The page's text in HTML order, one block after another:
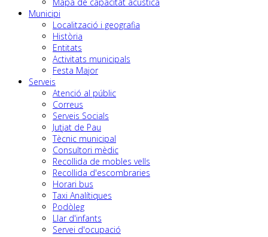
Municipi
Localització i geografia
Història
Entitats
Activitats municipals
Festa Major
Serveis
Atenció al públic
Correus
Serveis Socials
Jutjat de Pau
Tècnic municipal
Consultori mèdic
Recollida de mobles vells
Recollida d'escombraries
Horari bus
Taxi Analítiques
Podòleg
Llar d'infants
Servei d'ocupació